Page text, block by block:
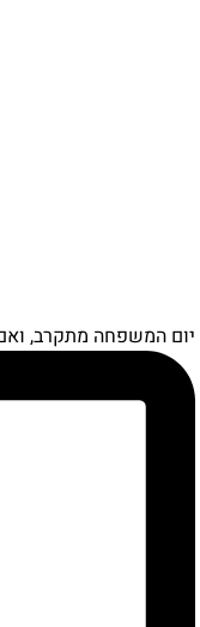
יום המשפחה מתקרב,